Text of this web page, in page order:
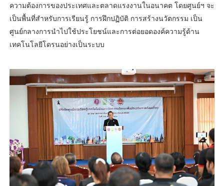
ความต้องการของประเทศและตลาดแรงงานในอนาคต โดยศูนย์ฯ จะ
เป็นพื้นที่สำหรับการเรียนรู้ การฝึกปฏิบัติ การสร้างนวัตกรรม เป็น
ศูนย์กลางการนำไปใช้ประโยชน์และการต่อยอดองค์ความรู้ด้าน
เทคโนโลยีโดรนอย่างเป็นระบบ